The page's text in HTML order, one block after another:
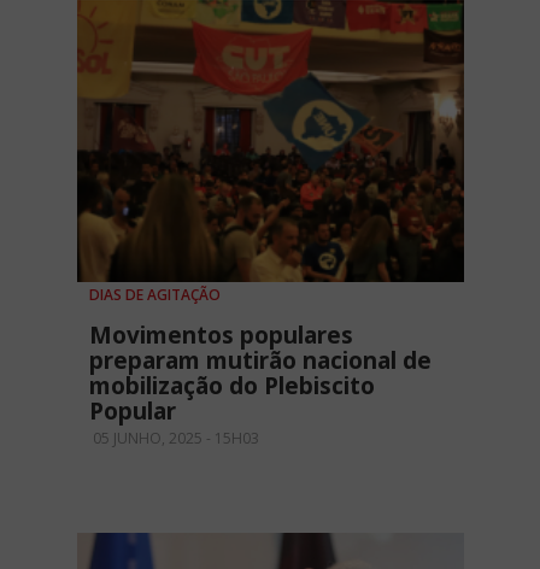
DIAS DE AGITAÇÃO
Movimentos populares
preparam mutirão nacional de
mobilização do Plebiscito
Popular
05 JUNHO, 2025 - 15H03